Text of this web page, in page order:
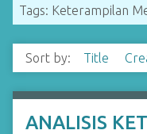
Tags: Keterampilan
Sort by: Title
ANALISIS